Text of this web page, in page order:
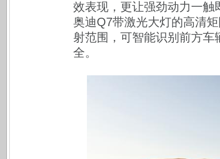
效表现，更让强劲动力一
奥迪Q7带激光大灯的高清
射范围，可智能识别前方
全。